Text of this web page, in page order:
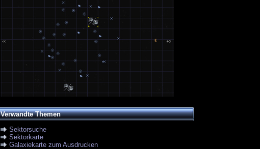
Verwandte Themen
Sektorsuche
Sektorkarte
Galaxiekarte zum Ausdrucken